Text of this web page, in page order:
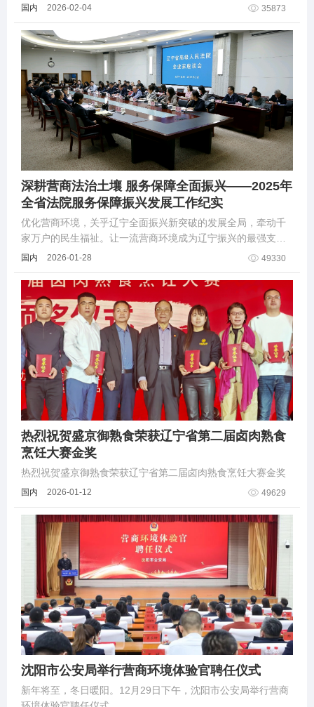
国内 2026-02-04 35873
深耕营商法治土壤 服务保障全面振兴——2025年
全省法院服务保障振兴发展工作纪实
优化营商环境，关乎辽宁全面振兴新突破的发展全局，牵动千
家万户的民生福祉。让一流营商环境成为辽宁振兴的最强支
撑、最大优势、最亮标识，是全省上下的共同目标。
国内 2026-01-28 49330
热烈祝贺盛京御熟食荣获辽宁省第二届卤肉熟食
烹饪大赛金奖
热烈祝贺盛京御熟食荣获辽宁省第二届卤肉熟食烹饪大赛金奖
国内 2026-01-12 49629
沈阳市公安局举行营商环境体验官聘任仪式
新年将至，冬日暖阳。12月29日下午，沈阳市公安局举行营商